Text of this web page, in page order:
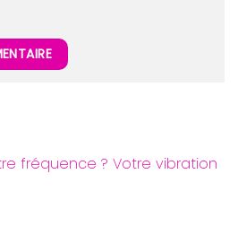
fréquence ? Votre vibration